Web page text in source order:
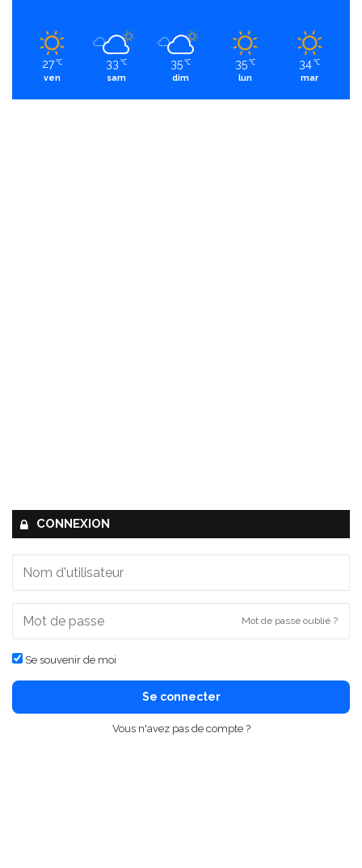
27 ℃
ven
33 ℃
sam
35 ℃
dim
35 ℃
lun
34 ℃
mar
CONNEXION
Mot de passe oublié ?
Se souvenir de moi
Se connecter
Vous n'avez pas de compte ?